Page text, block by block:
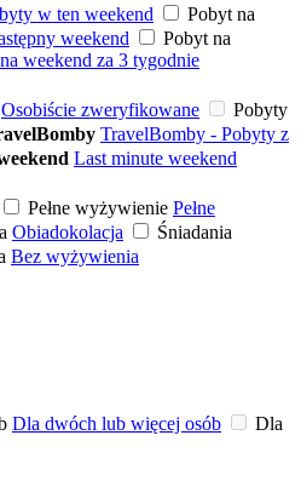
w ten weekend
Pobyt na
weekend
Pobyt na
weekend za 3 tygodnie
Osobiście zweryfikowane
Pobyty
TravelBomby - Pobyty z
Last minute weekend
Pełne wyżywienie Pełne
Obiadokolacja
Śniadania
Bez wyżywienia
Dla dwóch lub więcej osób
Dla